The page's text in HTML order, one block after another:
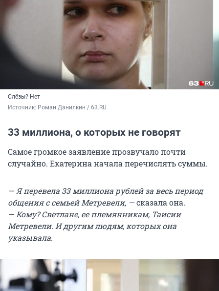
Слёзы? Нет
Источник: Роман Данилкин / 63.RU
33 миллиона, о которых не говорят
Самое громкое заявление прозвучало почти
случайно. Екатерина начала перечислять суммы.
— Я перевела 33 миллиона рублей за весь период
общения с семьей Метревели, —сказала она.
— Кому? Светлане, ее племянникам, Таисии
Метревели. И другим людям, которых она
указывала.